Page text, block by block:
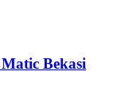
Bekasi